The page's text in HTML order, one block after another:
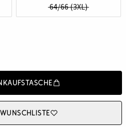
64/66 (3XL)